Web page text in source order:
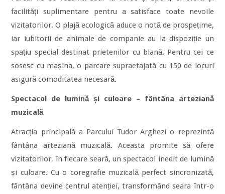
facilități suplimentare pentru a satisface toate nevoile
vizitatorilor. O plajă ecologică aduce o notă de prospețime,
iar iubitorii de animale de companie au la dispoziție un
spațiu special destinat prietenilor cu blană. Pentru cei ce
sosesc cu mașina, o parcare supraetajată cu 150 de locuri
asigură comoditatea necesară.
Spectacol de lumină și culoare – fântâna arteziană
muzicală
Atracția principală a Parcului Tudor Arghezi o reprezintă
fântâna arteziană muzicală. Aceasta promite să ofere
vizitatorilor, în fiecare seară, un spectacol inedit de lumină
și culoare. Cu o coregrafie muzicală perfect sincronizată,
fântâna devine centrul atenției, transformând seara într-o